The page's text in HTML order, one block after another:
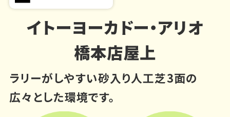
イトーヨーカドー・アリオ
橋本店屋上
ラリーがしやすい砂入り人工芝3面の
広々とした環境です。